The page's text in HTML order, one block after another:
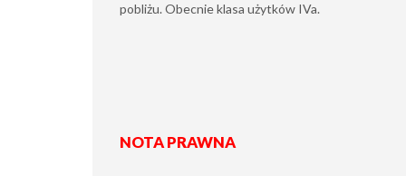
pobliżu. Obecnie klasa użytków IVa.
NOTA PRAWNA